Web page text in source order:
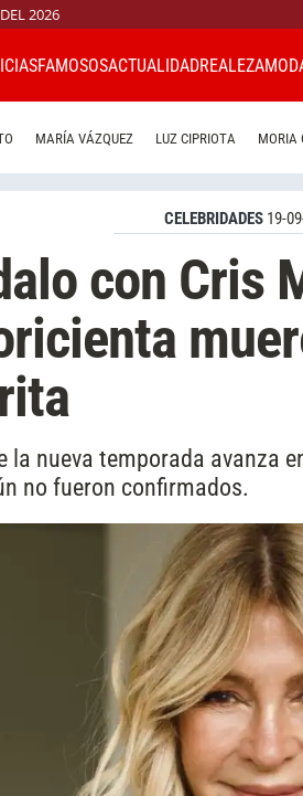
2026
FAMOSOSACTUALIDADREALEZA
MARÍA VÁZQUEZ LUZ CIPRIOTA MORIA
CELEBRIDADES 19-
con Cris
la nueva temporada avanza
no fueron confirmados.